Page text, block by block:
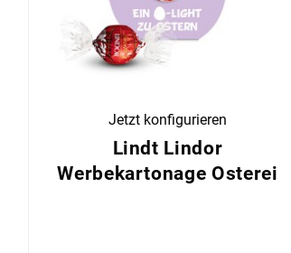
Jetzt konfigurieren
Lindt Lindor
Werbekartonage Osterei